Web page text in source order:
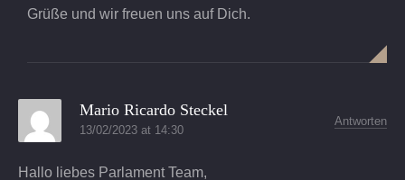
Grüße und wir freuen uns auf Dich.
Mario Ricardo Steckel
13/02/2023 at 14:30
Antworten
Hallo liebes Parlament Team,